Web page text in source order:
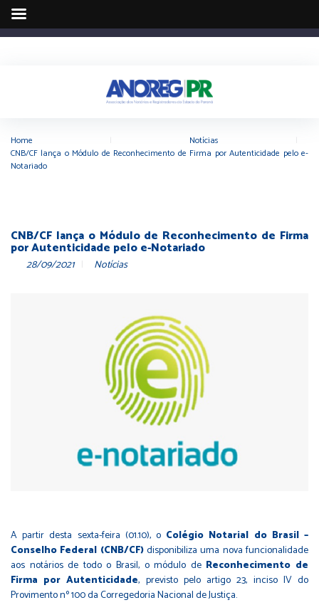
Home Notícias
CNB/CF lança o Módulo de Reconhecimento de Firma por Autenticidade pelo e-
Notariado
CNB/CF lança o Módulo de Reconhecimento de Firma
por Autenticidade pelo e-Notariado
28/09/2021 Notícias
A partir desta sexta-feira (01.10), o Colégio Notarial do Brasil –
Conselho Federal (CNB/CF)disponibiliza uma nova funcionalidade
aos notários de todo o Brasil, o módulo de Reconhecimento de
Firma por Autenticidade, previsto pelo artigo 23, inciso IV do
Provimento nº 100 da Corregedoria Nacional de Justiça.